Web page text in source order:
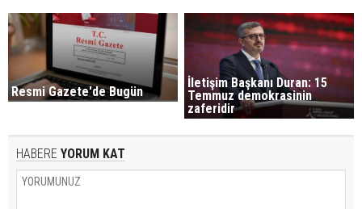
Resmi Gazete'de Bugün
İletişim Başkanı Duran: 15
Temmuz demokrasinin
zaferidir
HABERE YORUM KAT